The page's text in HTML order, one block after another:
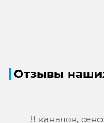
Отзывы
8 каналов,